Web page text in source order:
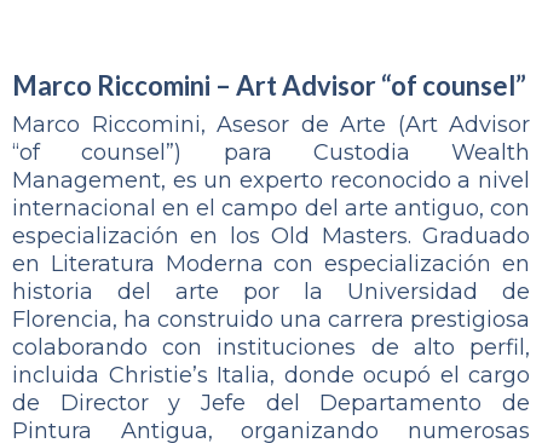
Marco Riccomini – Art Advisor “of counsel”
Marco Riccomini, Asesor de Arte (Art Advisor
“of counsel”) para Custodia Wealth
Management, es un experto reconocido a nivel
internacional en el campo del arte antiguo, con
especialización en los Old Masters. Graduado
en Literatura Moderna con especialización en
historia del arte por la Universidad de
Florencia, ha construido una carrera prestigiosa
colaborando con instituciones de alto perfil,
incluida Christie’s Italia, donde ocupó el cargo
de Director y Jefe del Departamento de
Pintura Antigua, organizando numerosas